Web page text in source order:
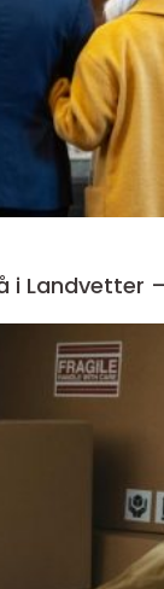
i Landvetter